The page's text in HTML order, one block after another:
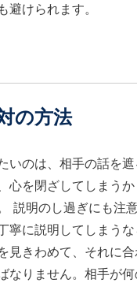
避けられます。
の方法
いのは、相手の話を
心を閉ざしてしまう
説明のし過ぎにも注
寧に説明してしまう
見きわめて、それに
なりません。相手が